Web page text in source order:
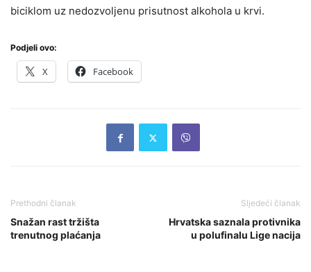
biciklom uz nedozvoljenu prisutnost alkohola u krvi.
Podjeli ovo:
X Facebook
Prethodni članak
Snažan rast tržišta
trenutnog plaćanja
Sljedeći članak
Hrvatska saznala protivnika
u polufinalu Lige nacija